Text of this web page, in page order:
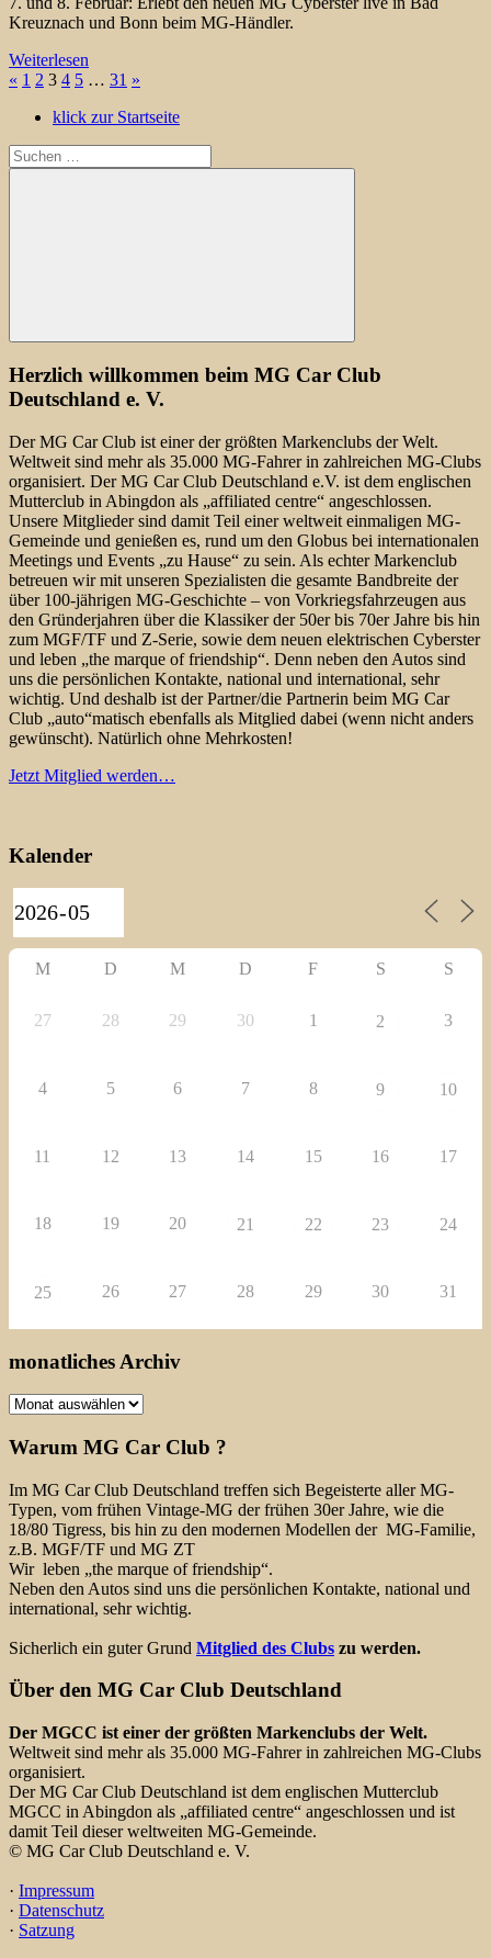
Kreuznach und Bonn beim MG-Händler.
Weiterlesen
Seitennummerierung
der
Beiträge
« Vorherige
1 2 3 4 5 … 31 Nächste
»
klick zur Startseite
Suchen
nach:
Suchen
Herzlich willkommen beim MG Car Club
Deutschland e. V.
Der MG Car Club ist einer der größten Markenclubs der Welt.
Weltweit sind mehr als 35.000 MG-Fahrer in zahlreichen MG-Clubs
organisiert. Der MG Car Club Deutschland e.V. ist dem englischen
Mutterclub in Abingdon als „affiliated centre“ angeschlossen.
Unsere Mitglieder sind damit Teil einer weltweit einmaligen MG-
Gemeinde und genießen es, rund um den Globus bei internationalen
Meetings und Events „zu Hause“ zu sein. Als echter Markenclub
betreuen wir mit unseren Spezialisten die gesamte Bandbreite der
über 100-jährigen MG-Geschichte – von Vorkriegsfahrzeugen aus
den Gründerjahren über die Klassiker der 50er bis 70er Jahre bis hin
zum MGF/TF und Z-Serie, sowie dem neuen elektrischen Cyberster
und leben „the marque of friendship“. Denn neben den Autos sind
uns die persönlichen Kontakte, national und international, sehr
wichtig. Und deshalb ist der Partner/die Partnerin beim MG Car
Club „auto“matisch ebenfalls als Mitglied dabei (wenn nicht anders
gewünscht). Natürlich ohne Mehrkosten!
Jetzt Mitglied werden…
Kalender
M D M D F S S
27 28 29 30 1 2 3
4 5 6 7 8 9 10
11 12 13 14 15 16 17
18 19 20 21 22 23 24
25 26 27 28 29 30 31
monatliches Archiv
monatliches
Warum MG Car Club ?
Im MG Car Club Deutschland treffen sich Begeisterte aller MG-
Typen, vom frühen Vintage-MG der frühen 30er Jahre, wie die
18/80 Tigress, bis hin zu den modernen Modellen der MG-Familie,
z.B. MGF/TF und MG ZT
Wir leben „the marque of friendship“.
Neben den Autos sind uns die persönlichen Kontakte, national und
international, sehr wichtig.
Sicherlich ein guter Grund Mitglied des Clubs zu werden.
Über den MG Car Club Deutschland
Der MGCC ist einer der größten Markenclubs der Welt.
Weltweit sind mehr als 35.000 MG-Fahrer in zahlreichen MG-Clubs
organisiert.
Der MG Car Club Deutschland ist dem englischen Mutterclub
MGCC in Abingdon als „affiliated centre“ angeschlossen und ist
damit Teil dieser weltweiten MG-Gemeinde.
© MG Car Club Deutschland e. V.
· Impressum
· Datenschutz
· Satzung